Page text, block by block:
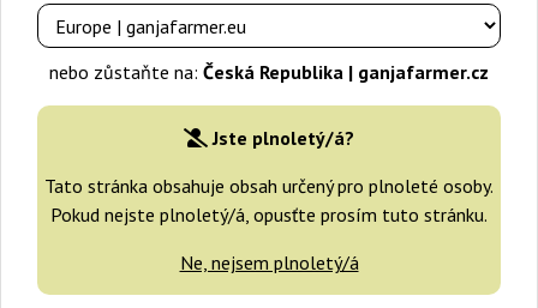
nebo zůstaňte na: Česká Republika | ganjafarmer.cz
Jste plnoletý/á?
Tato stránka obsahuje obsah určený pro plnoleté osoby.
Pokud nejste plnoletý/á, opusťte prosím tuto stránku.
Ne, nejsem plnoletý/á
-25%